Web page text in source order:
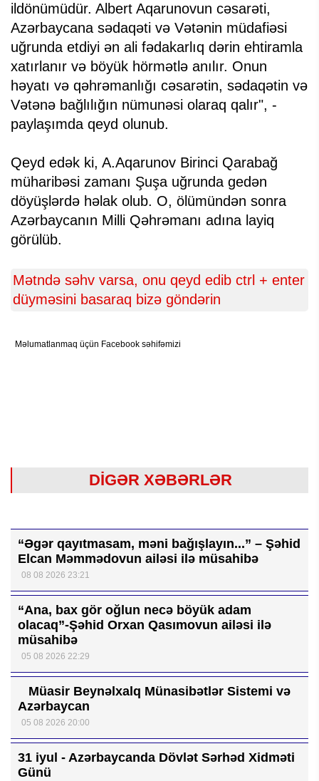
ildönümüdür. Albert Aqarunovun cəsarəti,
Azərbaycana sədaqəti və Vətənin müdafiəsi
uğrunda etdiyi ən ali fədakarlıq dərin ehtiramla
xatırlanır və böyük hörmətlə anılır. Onun
həyatı və qəhrəmanlığı cəsarətin, sədaqətin və
Vətənə bağlılığın nümunəsi olaraq qalır", -
paylaşımda qeyd olunub.
Qeyd edək ki, A.Aqarunov Birinci Qarabağ
müharibəsi zamanı Şuşa uğrunda gedən
döyüşlərdə həlak olub. O, ölümündən sonra
Azərbaycanın Milli Qəhrəmanı adına layiq
görülüb.
Mətndə səhv varsa, onu qeyd edib ctrl + enter
düyməsini basaraq bizə göndərin
Məlumatlanmaq üçün Facebook səhifəmizi
DİGƏR XƏBƏRLƏR
“Əgər qayıtmasam, məni bağışlayın...” – Şəhid
Elcan Məmmədovun ailəsi ilə müsahibə
08 08 2026 23:21
“Ana, bax gör oğlun necə böyük adam
olacaq”-Şəhid Orxan Qasımovun ailəsi ilə
müsahibə
05 08 2026 22:29
Müasir Beynəlxalq Münasibətlər Sistemi və
Azərbaycan
05 08 2026 20:00
31 iyul - Azərbaycanda Dövlət Sərhəd Xidməti
Günü